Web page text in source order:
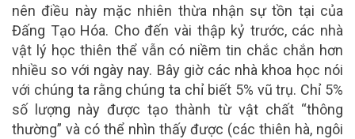
nên điều này mặc nhiên thừa nhận sự tồn tại của
Đấng Tạo Hóa. Cho đến vài thập kỷ trước, các nhà
vật lý học thiên thể vẫn có niềm tin chắc chắn hơn
nhiều so với ngày nay. Bây giờ các nhà khoa học nói
với chúng ta rằng chúng ta chỉ biết 5% vũ trụ. Chỉ 5%
số lượng này được tạo thành từ vật chất “thông
thường” và có thể nhìn thấy được (các thiên hà, ngôi